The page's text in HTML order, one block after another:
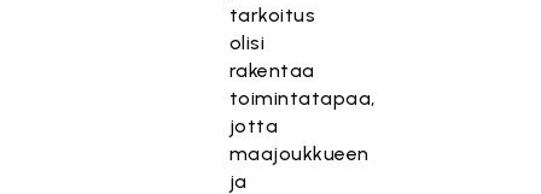
tarkoitus
olisi
rakentaa
toimintatapaa,
jotta
maajoukkueen
ja